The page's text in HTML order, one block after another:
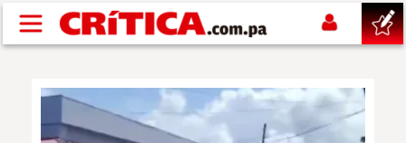
Pasar al contenido principal
SUCESOS